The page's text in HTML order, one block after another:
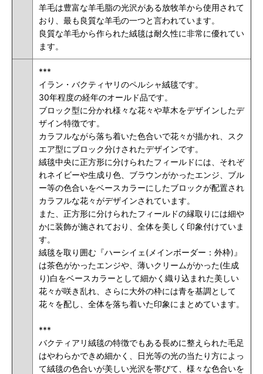
羊毛は豊富な羊毛脂の光沢がある放牧羊から使用されて
おり、最も良質な羊毛の一つと言われています。
良質な羊毛から作られた絨毯は耐久性に非常に優れてい
ます。
***
イラン・バクティヤリのペルシャ絨毯です。
30年程度の経年のオールド品です。
ブロック型に分かれ様々な花々や草木をデザインしたデ
ザイン特徴です。
カラフルながら落ち着いた色合いで花々が描かれ、スク
エア型にブロック分けされたデザインです。
絨毯中央に正方形に分けられたフィールドには、それぞ
れネイビーや生成り色、ブラウンがかったエンジ、ブル
ー等の色合いをベースカラーにしたブロックが配置され
カラフルな花々がデザインされています。
また、正方形に分けられたフィールドの縁取りには細や
かに装飾が施されており、全体を美しく印象付けていま
す。
絨毯を取り囲む『ハーシイェ(メインボーダー：外枠)』
は茶色がかったエンジや、薄いクリームがかった(生成
り)白をベースカラーとして細かく織り込まれた美しい
花々が咲き乱れ、さらに大外の枠には青を基調として
花々を配し、全体を落ち着いた印象にまとめています。
***
バクティアリ絨毯の特徴でもある長めに整えられた毛足
はやわらかできめ細かく、日光等の光の当たり方によっ
て絨毯の色合いが美しい光沢を帯びて、様々な色合いを